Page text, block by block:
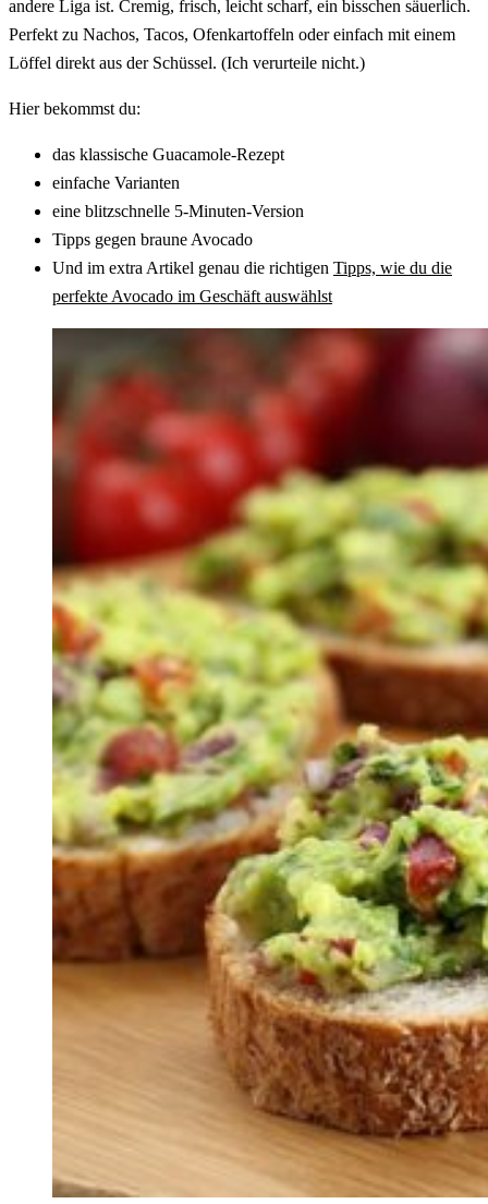
andere Liga ist. Cremig, frisch, leicht scharf, ein bisschen säuerlich.
Perfekt zu Nachos, Tacos, Ofenkartoffeln oder einfach mit einem
Löffel direkt aus der Schüssel. (Ich verurteile nicht.)
Hier bekommst du:
das klassische Guacamole-Rezept
einfache Varianten
eine blitzschnelle 5-Minuten-Version
Tipps gegen braune Avocado
Und im extra Artikel genau die richtigen Tipps, wie du die
perfekte Avocado im Geschäft auswählst